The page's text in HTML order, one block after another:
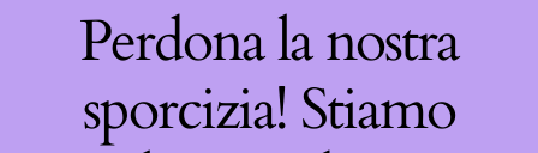
Perdona la nostra
sporcizia! Stiamo